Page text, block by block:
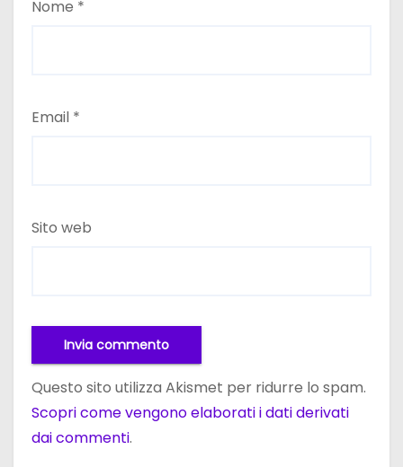
Nome *
Email *
Sito web
Questo sito utilizza Akismet per ridurre lo spam.
Scopri come vengono elaborati i dati derivati
dai commenti.